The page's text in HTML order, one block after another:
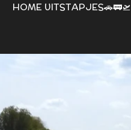
HOME UITSTAPJES🚗🚃🛫